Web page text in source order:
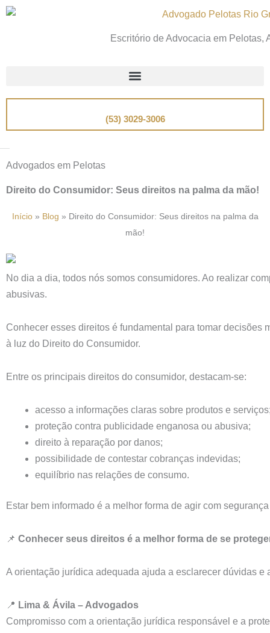
Escritório de Advocacia em Pelotas,
(53) 3029-3006
Advogados em Pelotas
Direito do Consumidor: Seus direitos na palma da mão!
Início» Blog » Direito do Consumidor: Seus direitos na palma da
mão!
No dia a dia, todos nós somos consumidores. Ao realizar
abusivas.
Conhecer esses direitos é fundamental para tomar
à luz do Direito do Consumidor.
Entre os principais direitos do consumidor, destacam-se:
acesso a informações claras sobre produtos e
proteção contra publicidade enganosa ou abusiva;
direito à reparação por danos;
possibilidade de contestar cobranças indevidas;
equilíbrio nas relações de consumo.
Estar bem informado é a melhor forma de agir com
📌 Conhecer seus direitos é a melhor forma de se
A orientação jurídica adequada ajuda a esclarecer dúvidas
📍 Lima & Ávila – Advogados
Compromisso com a orientação jurídica responsável e a